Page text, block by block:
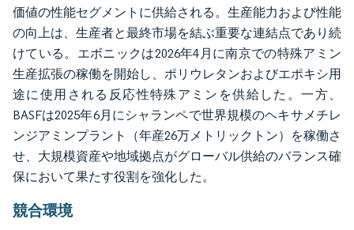
価値の性能セグメントに供給される。生産能力および性能
の向上は、生産者と最終市場を結ぶ重要な連結点であり続
けている。エボニックは2026年4月に南京での特殊アミン
生産拡張の稼働を開始し、ポリウレタンおよびエポキシ用
途に使用される反応性特殊アミンを供給した。一方、
BASFは2025年6月にシャランペで世界規模のヘキサメチレ
ンジアミンプラント（年産26万メトリックトン）を稼働さ
せ、大規模資産や地域拠点がグローバル供給のバランス確
保において果たす役割を強化した。
競合環境